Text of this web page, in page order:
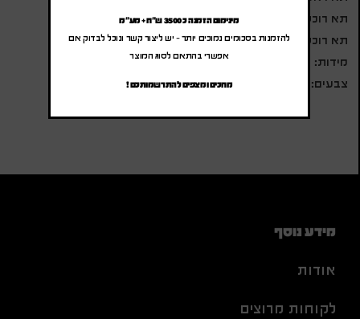
תא רוכסן בחזית התיק
תא רוכסן בחזית אחורי
מידות: 41×28 ס"מ
צבעים: שחור
מידע נוסף
אודות
לקוחות מרוצים
מינימום הזמנה כ 3500 ש"ח + מע"מ
להזמנות בסכומים נמוכים יותר – יש ליצור קשר ונוכל לבדוק אם
אפשרי בהתאם לסוג המוצר
מחכים ומצפים להתרשמותכם !